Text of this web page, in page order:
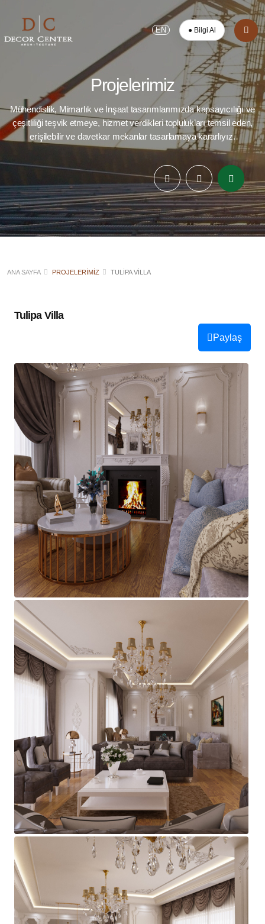
EN ● Bilgi Al
Projelerimiz
Mühendislik, Mimarlık ve İnşaat tasarımlarımızda kapsayıcılığı ve
çeşitliliği teşvik etmeye, hizmet verdikleri toplulukları temsil eden,
erişilebilir ve davetkar mekanlar tasarlamaya kararlıyız.
ANA SAYFA PROJELERIMIZ TULIPA VILLA
Tulipa Villa
Paylaş